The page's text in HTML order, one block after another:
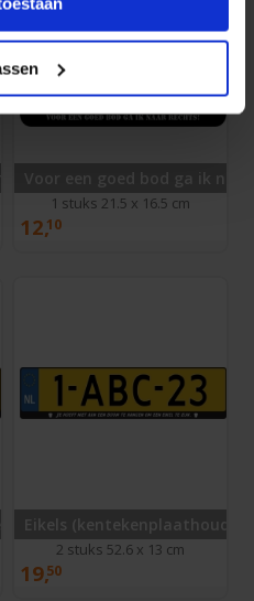
bel ik wel een taxi.
Voor een goed bod ga ik
1 stuks 21.5 x 16.5 cm
12,10
Eikels (kentekenplaathouder)
2 stuks 52.6 x 13 cm
19,50